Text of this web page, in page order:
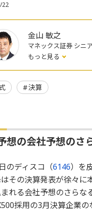
22
金山 敏之
マネックス証券 シニ
もっと見る
決算
想の会社予想のさ
のディスコ（6146）を
その決算発表が徐々に
れる会社予想のさらな
採用の3月決算企業